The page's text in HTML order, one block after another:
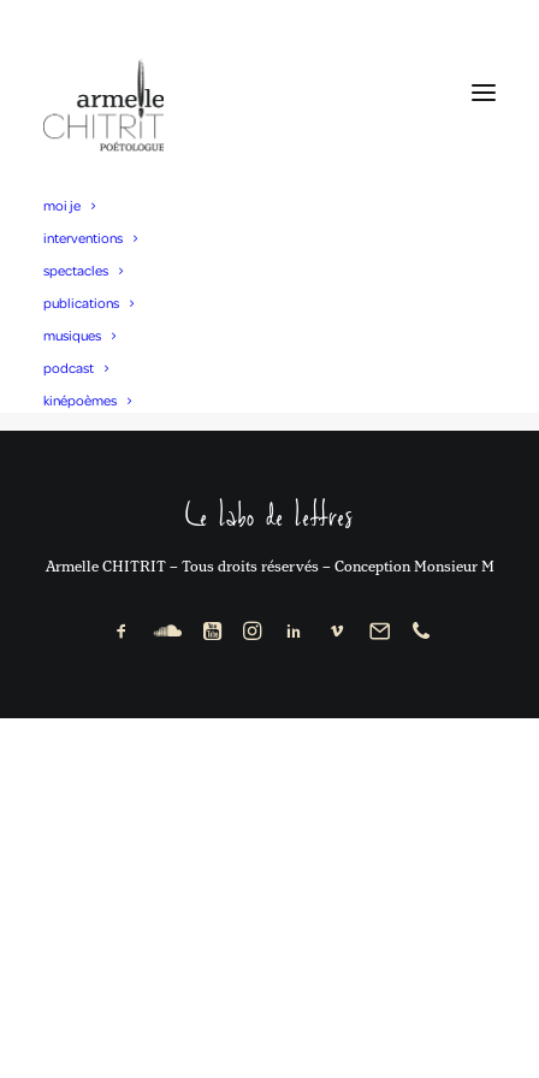
moi je
interventions
spectacles
publications
musiques
podcast
kinépoèmes
Pour commander à l'éditeur
Le labo de lettres
Armelle CHITRIT – Tous droits réservés – Conception Monsieur M